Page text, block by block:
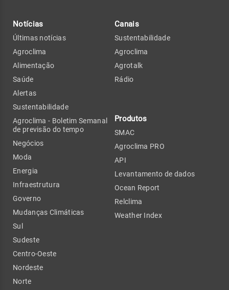
Notícias
Últimas notícias
Agroclima
Alimentação
Saúde
Alertas
Sustentabilidade
Agroclima - Boletim Semanal
de previsão do tempo
Negócios
Moda
Energia
Infraestrutura
Governo
Mudanças Climáticas
Sul
Sudeste
Centro-Oeste
Nordeste
Norte
Canais
Sustentabilidade
Agroclima
Agrotalk
Rádio
Produtos
SMAC
Agroclima PRO
API
Levantamento de dados
Ocean Report
Relclima
Weather Index